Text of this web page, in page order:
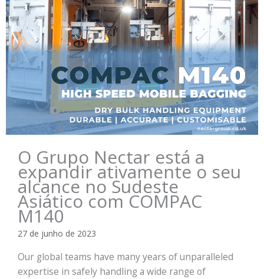
O Grupo Nectar está a
expandir ativamente o seu
alcance no Sudeste
Asiático com COMPAC
M140
27 de junho de 2023
Our global teams have many years of unparalleled
expertise in safely handling a wide range of